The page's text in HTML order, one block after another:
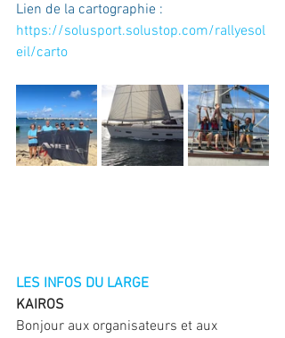
Lien de la cartographie :
https://solusport.solustop.com/rallyesol
eil/carto
LES INFOS DU LARGE
KAIROS
Bonjour aux organisateurs et aux